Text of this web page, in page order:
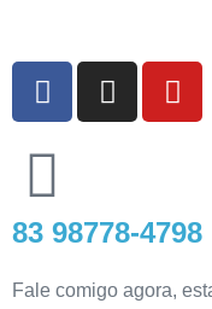
83 98778-4798
Fale comigo agora,